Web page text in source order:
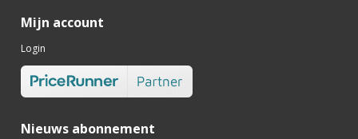
Mijn account
Login
Nieuws abonnement